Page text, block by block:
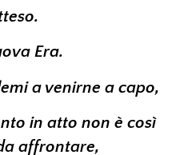
Era.
a venirne a capo,
in atto non è così
affrontare,